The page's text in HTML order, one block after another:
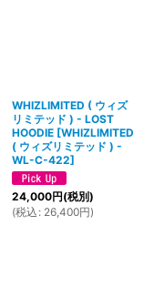
WHIZLIMITED ( ウィズ
リミテッド ) - LOST
HOODIE [WHIZLIMITED
( ウィズリミテッド ) -
WL-C-422]
24,000円(税別)
(税込 : 26,400円)